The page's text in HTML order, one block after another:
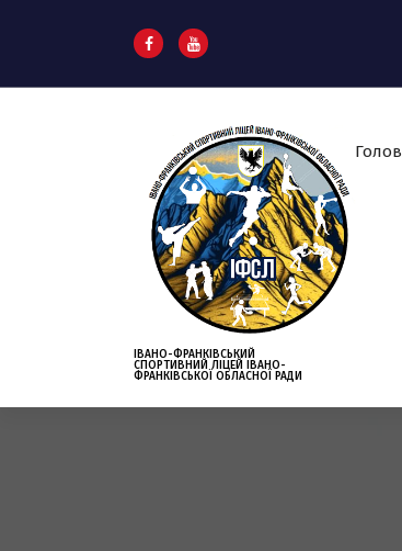
p
ІВАНО-ФРАНКІВСЬКИЙ
СПОРТИВНИЙ ЛІЦЕЙ ІВАНО-
ФРАНКІВСЬКОЇ ОБЛАСНОЇ РАДИ